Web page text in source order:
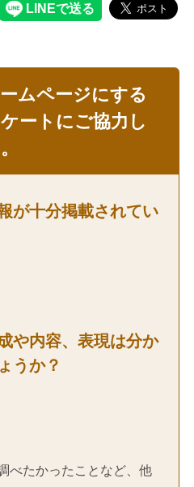
ムページにする
ートにご協力し
が十分掲載されてい
や内容、表現は分か
うか？
べたかったことなど、他